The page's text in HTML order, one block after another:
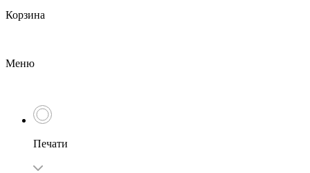
Корзина
Меню
Печати